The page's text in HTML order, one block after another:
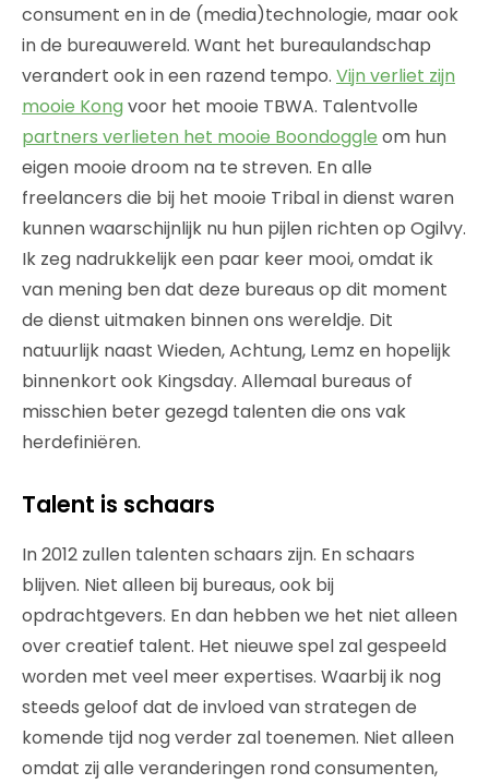
consument en in de (media)technologie, maar ook
in de bureauwereld. Want het bureaulandschap
verandert ook in een razend tempo. Vijn verliet zijn
mooie Kong voor het mooie TBWA. Talentvolle
partners verlieten het mooie Boondoggle om hun
eigen mooie droom na te streven. En alle
freelancers die bij het mooie Tribal in dienst waren
kunnen waarschijnlijk nu hun pijlen richten op Ogilvy.
Ik zeg nadrukkelijk een paar keer mooi, omdat ik
van mening ben dat deze bureaus op dit moment
de dienst uitmaken binnen ons wereldje. Dit
natuurlijk naast Wieden, Achtung, Lemz en hopelijk
binnenkort ook Kingsday. Allemaal bureaus of
misschien beter gezegd talenten die ons vak
herdefiniëren.
Talent is schaars
In 2012 zullen talenten schaars zijn. En schaars
blijven. Niet alleen bij bureaus, ook bij
opdrachtgevers. En dan hebben we het niet alleen
over creatief talent. Het nieuwe spel zal gespeeld
worden met veel meer expertises. Waarbij ik nog
steeds geloof dat de invloed van strategen de
komende tijd nog verder zal toenemen. Niet alleen
omdat zij alle veranderingen rond consumenten,